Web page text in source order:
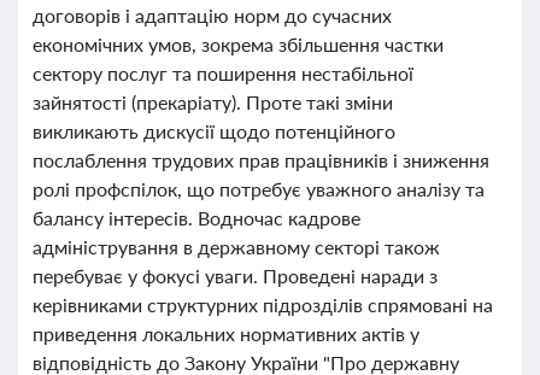
договорів і адаптацію норм до сучасних
економічних умов, зокрема збільшення частки
сектору послуг та поширення нестабільної
зайнятості (прекаріату). Проте такі зміни
викликають дискусії щодо потенційного
послаблення трудових прав працівників і зниження
ролі профспілок, що потребує уважного аналізу та
балансу інтересів. Водночас кадрове
адміністрування в державному секторі також
перебуває у фокусі уваги. Проведені наради з
керівниками структурних підрозділів спрямовані на
приведення локальних нормативних актів у
відповідність до Закону України "Про державну